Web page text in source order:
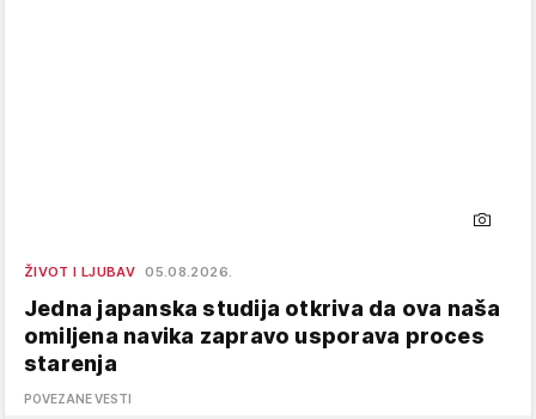
ŽIVOT I LJUBAV 05.08.2026.
Jedna japanska studija otkriva da ova naša
omiljena navika zapravo usporava proces
starenja
POVEZANE VESTI